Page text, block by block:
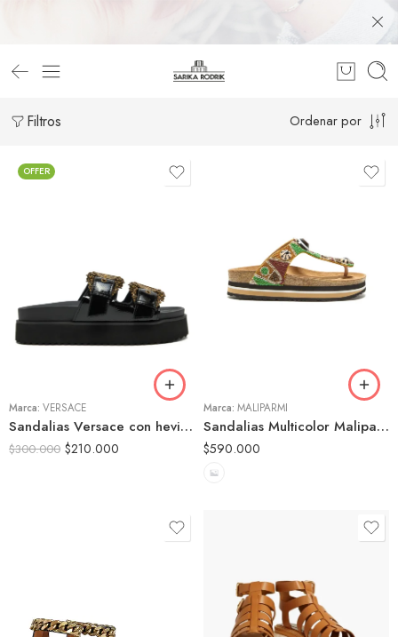
Filtros Ordenar por
OFFER
Marca: VERSACE
Sandalias Versace con hevillas
$300.000 $210.000
36
Marca: MALIPARMI
Sandalias Multicolor Maliparmi
$590.000
36
37
35